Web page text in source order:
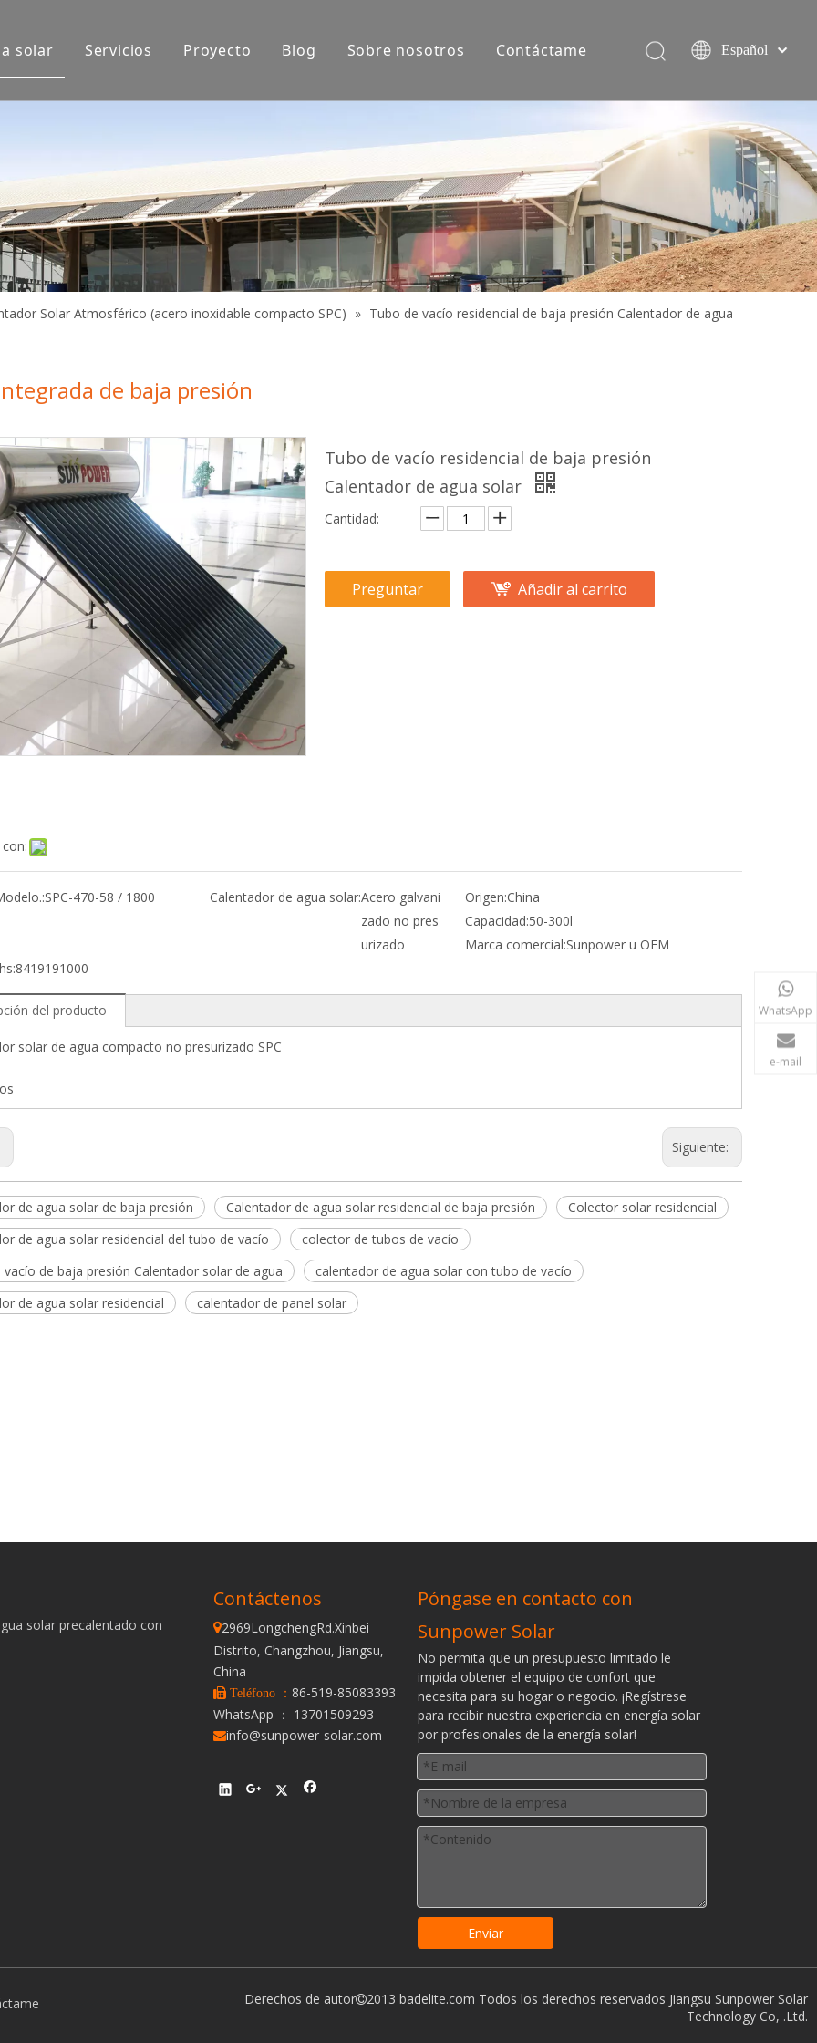
solar Servicios Proyecto Blog Sobre nosotros Contáctame
Español
English
Solar Atmosférico (acero inoxidable compacto SPC) » Tubo de vacío residencial de baja presión Calentador de agua
de cobre Tubo de vacío de
Calentador solar de
agua
Colector solar plano
de baja presión
Tubo de vacío residencial de baja presión
Calentador de agua solar
Cantidad:
Preguntar Añadir al carrito
SPC-470-58 / 1800 Calentador de agua solar:Acero galvani
zado no pres
urizado
Origen:China
Capacidad:50-300l
Marca comercial:Sunpower u OEM
8419191000
del producto
solar de agua compacto no presurizado SPC
Siguiente:
de agua solar de baja presión Calentador de agua solar residencial de baja presión
Colector solar residencial
de agua solar residencial del tubo de vacío
colector de tubos de vacío
vacío de baja presión Calentador solar de agua
calentador de agua solar con tubo de vacío
de agua solar residencial
calentador de panel solar
solar precalentado con
WhatsApp
e-mail
Contáctenos
2969LongchengRd.Xinbei
Distrito, Changzhou, Jiangsu,
China
 Teléfono ： 86-519-85083393
WhatsApp ： 13701509293
info@sunpower-solar.com
Póngase en contacto con
Sunpower Solar
No permita que un presupuesto limitado le
impida obtener el equipo de confort que
necesita para su hogar o negocio. ¡Regístrese
para recibir nuestra experiencia en energía solar
por profesionales de la energía solar!
Enviar
Derechos de autor2013 badelite.com Todos los derechos reservados Jiangsu Sunpower Solar
Technology Co, .Ltd.